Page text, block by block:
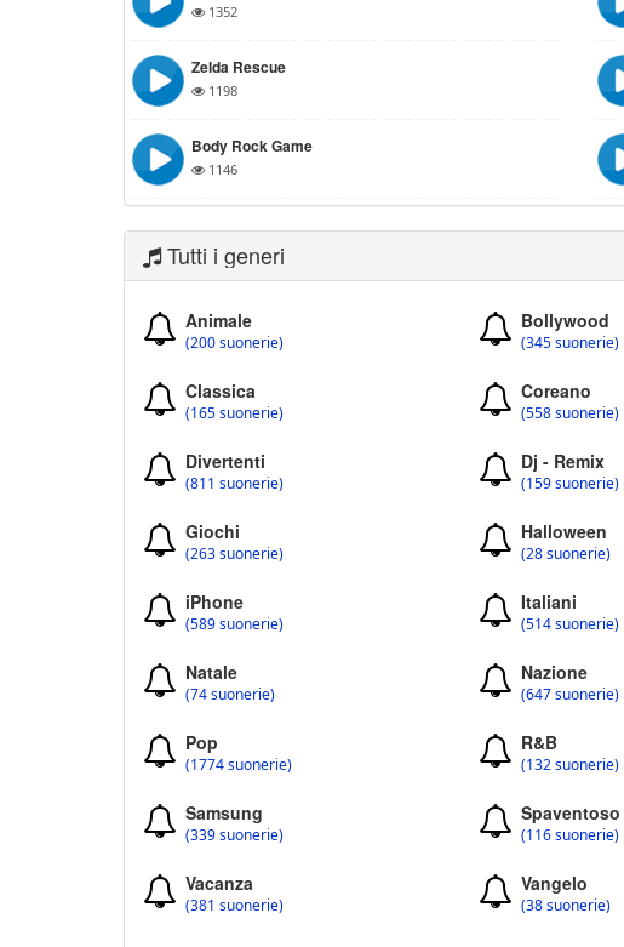
1352
Zelda Rescue
1198
Body Rock Game
1146
Tutti i generi
Animale
(200 suonerie)
Bollywood
(345 suonerie)
Classica
(165 suonerie)
Coreano
(558 suonerie)
Divertenti
(811 suonerie)
Dj - Remix
(159 suonerie)
Giochi
(263 suonerie)
Halloween
(28 suonerie)
iPhone
(589 suonerie)
Italiani
(514 suonerie)
Natale
(74 suonerie)
Nazione
(647 suonerie)
Pop
(1774 suonerie)
R&B
(132 suonerie)
Samsung
(339 suonerie) (116 suonerie)
Vacanza
(381 suonerie)
Vangelo
(38 suonerie)